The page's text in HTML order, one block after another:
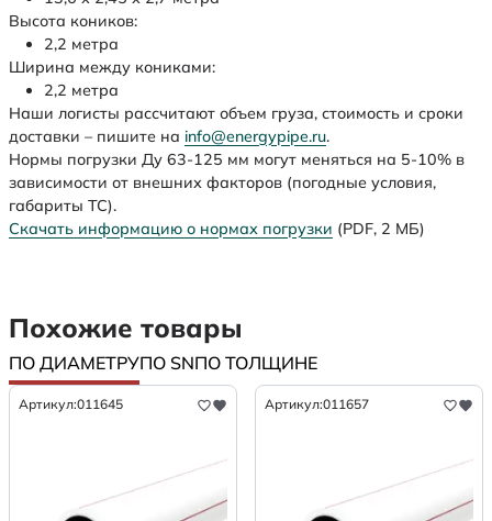
Высота коников:
2,2 метра
Ширина между кониками:
2,2 метра
Наши логисты рассчитают объем груза, стоимость и сроки
доставки – пишите на info@energypipe.ru.
Нормы погрузки Ду 63-125 мм могут меняться на 5-10% в
зависимости от внешних факторов (погодные условия,
габариты ТС).
Скачать информацию о нормах погрузки (PDF, 2 МБ)
Похожие товары
ПО ДИАМЕТРУПО SNПО ТОЛЩИНЕ
Артикул:011645 Артикул:011657